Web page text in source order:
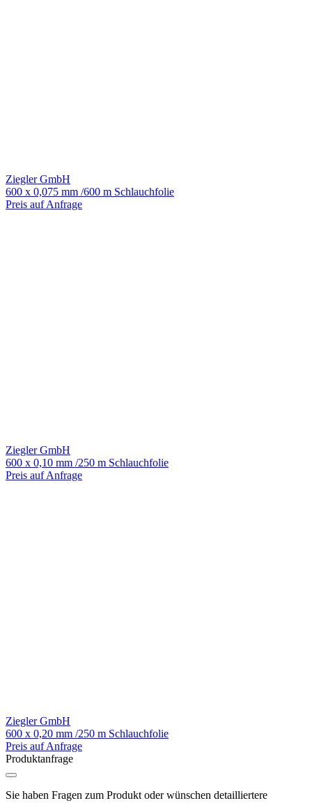
Ziegler GmbH
600 x 0,075 mm /600 m Schlauchfolie
Preis auf Anfrage
Ziegler GmbH
600 x 0,10 mm /250 m Schlauchfolie
Preis auf Anfrage
Ziegler GmbH
600 x 0,20 mm /250 m Schlauchfolie
Preis auf Anfrage
Produktanfrage
Sie haben Fragen zum Produkt oder wünschen detailliertere